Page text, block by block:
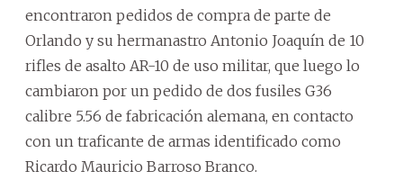
encontraron pedidos de compra de parte de
Orlando y su hermanastro Antonio Joaquín de 10
rifles de asalto AR-10 de uso militar, que luego lo
cambiaron por un pedido de dos fusiles G36
calibre 5.56 de fabricación alemana, en contacto
con un traficante de armas identificado como
Ricardo Mauricio Barroso Branco.